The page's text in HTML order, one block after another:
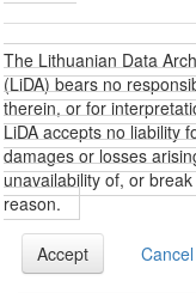
The Lithuanian Data
(LiDA) bears no
therein, or for
LiDA accepts no liability
damages or losses
unavailability of, or
reason.
Accept Cancel